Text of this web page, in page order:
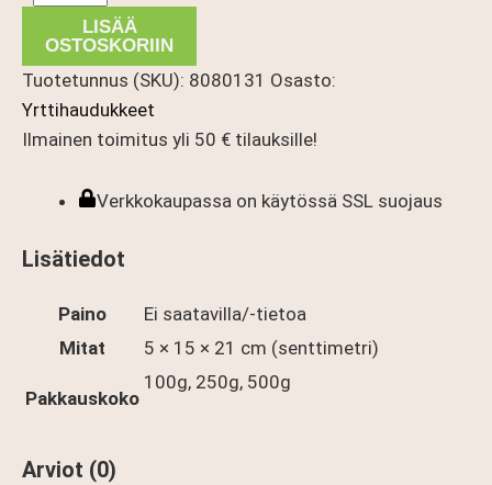
määrä
LISÄÄ
OSTOSKORIIN
Tuotetunnus (SKU): 8080131 Osasto:
Yrttihaudukkeet
Ilmainen toimitus yli 50 € tilauksille!
Verkkokaupassa on käytössä SSL suojaus
Lisätiedot
Paino
Ei saatavilla/-tietoa
Mitat
5 × 15 × 21 cm (senttimetri)
Pakkauskoko
100g, 250g, 500g
Arviot (0)